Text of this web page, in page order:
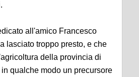
all'amico Francesco
lasciato troppo presto, e che
della provincia di
qualche modo un precursore